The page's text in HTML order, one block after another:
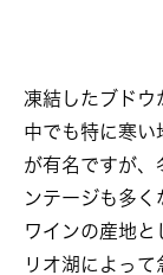
凍結したブドウ
中でも特に寒い
が有名ですが、
ンテージも多く
ワインの産地と
リオ湖によって